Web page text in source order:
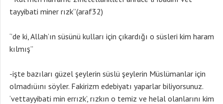
tayyibati miner rızk’’(araf32)
‘’de ki, Allah’ın süsünü kulları için çıkardığı o süsleri kim haram
kılmış’’
-işte bazıları güzel şeylerin süslü şeylerin Müslümanlar için
olmadıüını söyler. Fakirizm edebiyatı yaparlar biliyorsunuz.
‘vettayyibati min errızk’, rızkın o temiz ve helal olanlarını kim